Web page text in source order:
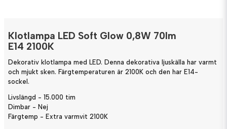
Klotlampa LED Soft Glow 0,8W 70lm
E14 2100K
Dekorativ klotlampa med LED. Denna dekorativa ljuskälla har varmt
och mjukt sken. Färgtemperaturen är 2100K och den har E14-
sockel.
Livslängd - 15.000 tim
Dimbar - Nej
Färgtemp - Extra varmvit 2100K